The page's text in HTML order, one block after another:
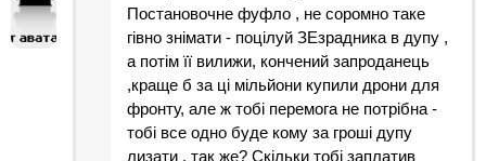
Постановочне фуфло , не соромно таке
гівно знімати - поцілуй ЗЕзрадника в дупу ,
а потім її вилижи, кончений запроданець
,краще б за ці мільйони купили дрони для
фронту, але ж тобі перемога не потрібна -
тобі все одно буде кому за гроші дупу
лизати , так же? Скільки тобі заплатив